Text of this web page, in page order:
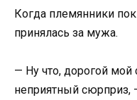
Когда племянники
принялась за мужа.
— Ну что, дорогой мой
неприятный сюрприз,